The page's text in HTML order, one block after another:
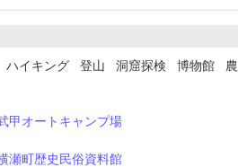
イキング 登山 洞窟探検 博物館 農
甲オートキャンプ場
瀬町歴史民俗資料館